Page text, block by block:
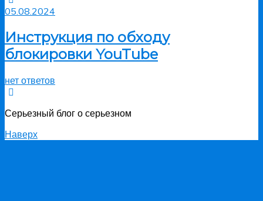
05.08.2024
Инструкция по обходу
блокировки YouTube
нет ответов
Серьезный блог о серьезном
Наверх